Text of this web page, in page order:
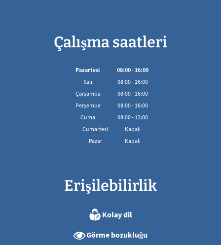
Çalışma saatleri
Pazartesi 08:00-16:00
08:00'den 16:00'ya kadar
Salı 08:00- 16:00
08:00'den 16:00'ya kadar
Çarşamba 08:00- 16:00
08:00'den 16:00'ya kadar
Perşembe 08:00- 16:00
08:00'den 16:00'ya kadar
Cuma 08:00- 13:00
08:00 - 13:00 arası
Cumartesi
Kapalı
Pazar
Kapalı
Erişilebilirlik
Kolay dil
Görme bozukluğu